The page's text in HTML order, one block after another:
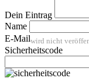
Dein Eintrag
Name
E-Mailwird nicht
Sicherheitscode